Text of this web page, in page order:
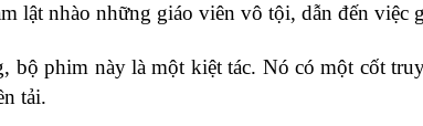
lật nhào những giáo viên vô tội, dẫn đến việc
bộ phim này là một kiệt tác. Nó có một cốt
tải.